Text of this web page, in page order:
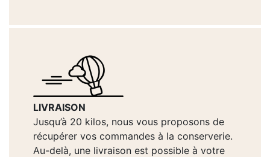
LIVRAISON
Jusqu’à 20 kilos, nous vous proposons de
récupérer vos commandes à la conserverie.
Au-delà, une livraison est possible à votre